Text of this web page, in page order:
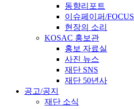
동향리포트
이슈페이퍼/FOCUS
현장의 소리
KOSAC 홍보관
홍보 자료실
사진 뉴스
재단 SNS
재단 50년사
공고/공지
재단 소식